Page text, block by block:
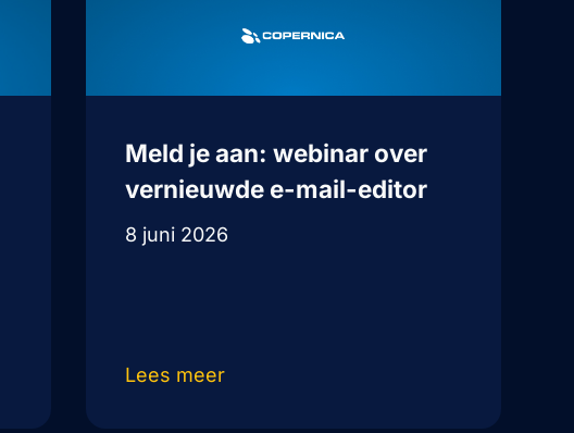
Meld je aan: webinar over
vernieuwde e-mail-editor
8 juni 2026
Lees meer